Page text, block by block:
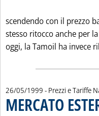
scendendo con il prezzo
stesso ritocco anche per
oggi, la Tamoil ha invece
26/05/1999 - Prezzi e Tariffe
MERCATO